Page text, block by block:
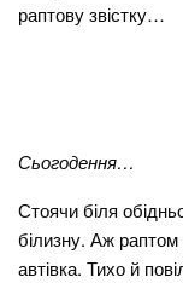
раптову звістку…
Сьогодення…
Стоячи біля
білизну. Аж раптом
автівка. Тихо й